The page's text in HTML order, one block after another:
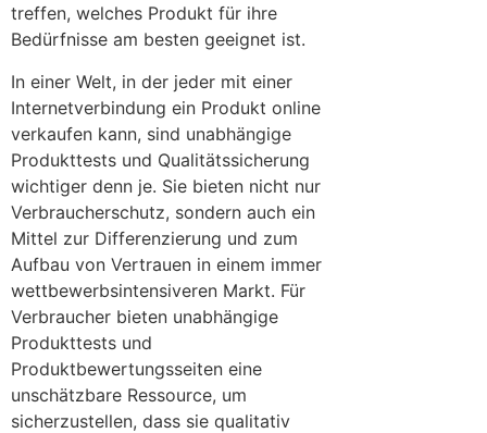
treffen, welches Produkt für ihre
Bedürfnisse am besten geeignet ist.
In einer Welt, in der jeder mit einer
Internetverbindung ein Produkt online
verkaufen kann, sind unabhängige
Produkttests und Qualitätssicherung
wichtiger denn je. Sie bieten nicht nur
Verbraucherschutz, sondern auch ein
Mittel zur Differenzierung und zum
Aufbau von Vertrauen in einem immer
wettbewerbsintensiveren Markt. Für
Verbraucher bieten unabhängige
Produkttests und
Produktbewertungsseiten eine
unschätzbare Ressource, um
sicherzustellen, dass sie qualitativ